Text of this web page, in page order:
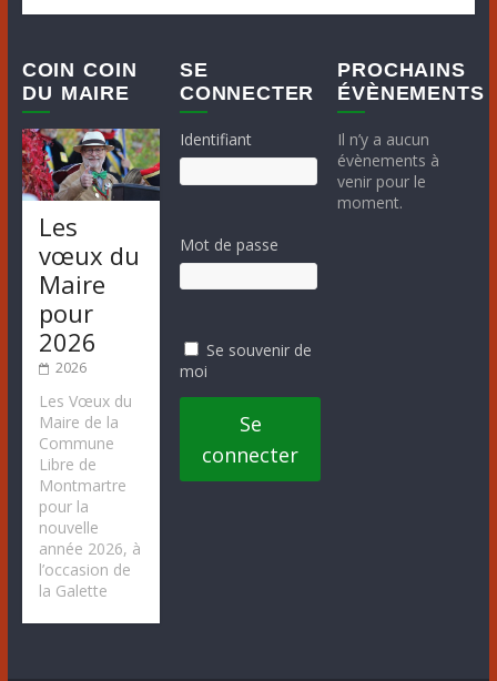
COIN COIN
DU MAIRE
Les
vœux du
Maire
pour
2026
2026
Les Vœux du
Maire de la
Commune
Libre de
Montmartre
pour la
nouvelle
année 2026, à
l’occasion de
la Galette
SE
CONNECTER
Identifiant
Mot de passe
Se souvenir de
moi
Se
connecter
PROCHAINS
ÉVÈNEMENTS
Il n’y a aucun
évènements à
venir pour le
moment.